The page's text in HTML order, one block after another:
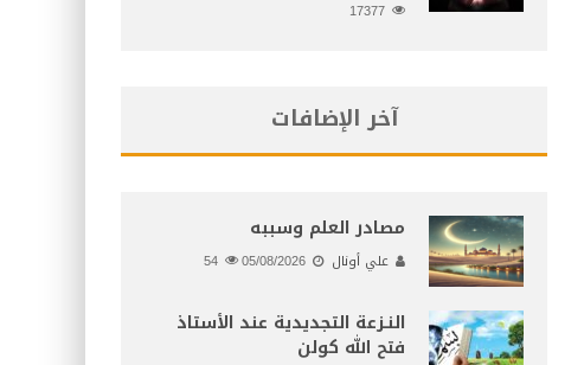
آخر الإضافات
مصادر العلم وسببه
علي أونال 05/08/2026
النـزعة التجديدية عند الأستاذ
فتح الله كولن